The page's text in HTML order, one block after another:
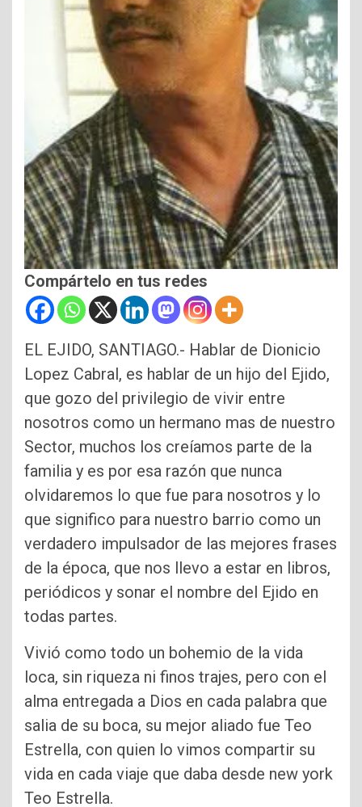
Compártelo en tus redes
EL EJIDO, SANTIAGO.- Hablar de Dionicio
Lopez Cabral, es hablar de un hijo del Ejido,
que gozo del privilegio de vivir entre
nosotros como un hermano mas de nuestro
Sector, muchos los creíamos parte de la
familia y es por esa razón que nunca
olvidaremos lo que fue para nosotros y lo
que significo para nuestro barrio como un
verdadero impulsador de las mejores frases
de la época, que nos llevo a estar en libros,
periódicos y sonar el nombre del Ejido en
todas partes.
Vivió como todo un bohemio de la vida
loca, sin riqueza ni finos trajes, pero con el
alma entregada a Dios en cada palabra que
salia de su boca, su mejor aliado fue Teo
Estrella, con quien lo vimos compartir su
vida en cada viaje que daba desde new york
Teo Estrella.